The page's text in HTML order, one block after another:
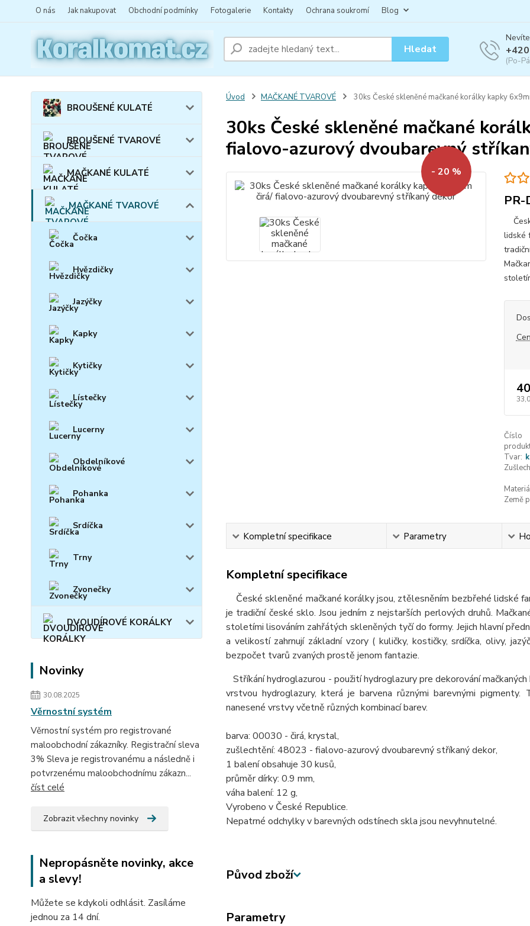
O nás Jak nakupovat Obchodní podmínky Fotogalerie Kontakty Ochrana soukromí Blog
Hledat
(Po-
BROUŠENÉ KULATÉ
BROUŠENÉ TVAROVÉ
MAČKANÉ KULATÉ
MAČKANÉ TVAROVÉ
Čočka
Hvězdičky
Jazýčky
Kapky
Kytičky
Lístečky
Lucerny
Obdelníkové
Pohanka
Srdíčka
Trny
Zvonečky
DVOUDÍROVÉ KORÁLKY
Novinky
30.08.2025
Věrnostní systém
Věrnostní systém pro registrované
maloobchodní zákazníky. Registrační sleva
3% Sleva je registrovanému a následně i
potvrzenému maloobchodnímu zákazn...
číst celé
Zobrazit všechny novinky
Nepropásněte novinky, akce
a slevy!
Můžete se kdykoli odhlásit. Zasíláme
jednou za 14 dní.
Úvod MAČKANÉ TVAROVÉ 30ks České skleněné mačkané korálky kapky
30ks České skleněné mačkané
fialovo-azurový dvoubarevný
- 20 %
PR-
lidské
Číslo
Tvar:
Země
Kompletní specifikace Parametry
Kompletní specifikace
České skleněné mačkané korálky jsou, ztělesněním bezbřehé lidské
je tradiční české sklo. Jsou jedním z nejstarších perlových druhů.
stoletími lisováním zahřátých skleněných tyčí do formy. Jejich hlavní
a velikostí zahrnují základní vzory ( kuličky, kostičky, srdíčka, olivy,
bezpočet tvarů zvaných prostě jenom fantazie.
Stříkání hydroglazurou - použití hydroglazury pre dekorování
vrstvou hydroglazury, která je barvena různými barevnými
nanesené vrstvy včetně různých kombinací barev.
barva: 00030 - čirá, krystal,
zušlechtění: 48023 - fialovo-azurový dvoubarevný stříkaný dekor,
1 balení obsahuje 30 kusů,
průměr dírky: 0.9 mm,
váha balení: 12 g,
Vyrobeno v České Republice.
Nepatrné odchylky v barevných odstínech skla jsou nevyhnutelné.
Původ zboží
Parametry